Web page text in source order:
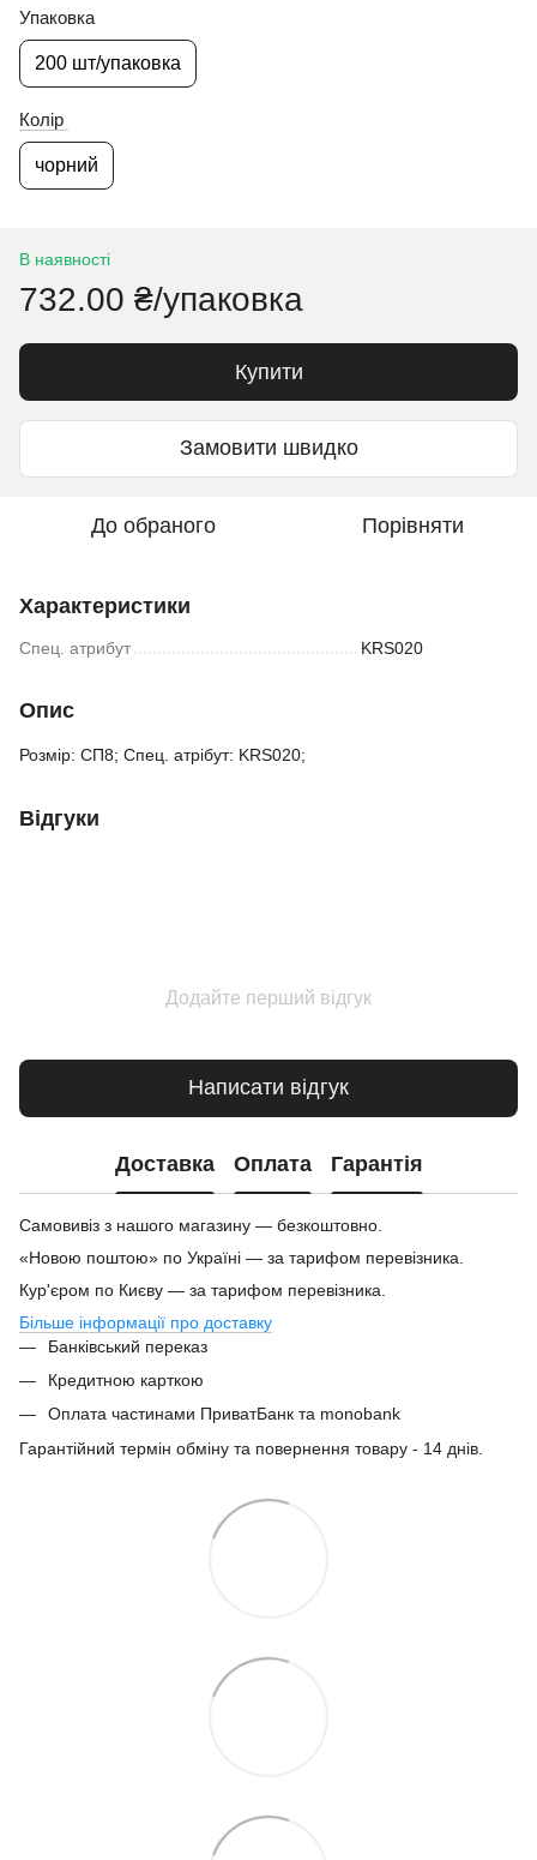
Упаковка
200 шт/упаковка
Колір
чорний
В наявності
732.00 ₴/упаковка
Купити
Замовити швидко
До обраного Порівняти
Характеристики
Спец. атрибут KRS020
Опис
Розмір: СП8; Спец. атрібут: KRS020;
Відгуки
Додайте перший відгук
Написати відгук
Доставка Оплата Гарантія
Самовивіз з нашого магазину — безкоштовно.
«Новою поштою» по Україні — за тарифом перевізника.
Кур'єром по Києву — за тарифом перевізника.
Більше інформації про доставку
Банківський переказ
Кредитною карткою
Оплата частинами ПриватБанк та monobank
Гарантійний термін обміну та повернення товару - 14 днів.